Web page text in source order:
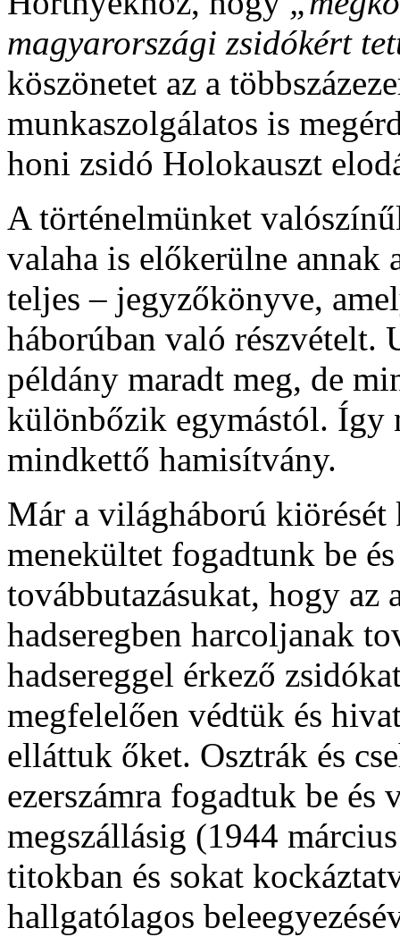
magyarországi zsidókért
köszönetet az a
munkaszolgálatos is
honi zsidó Holokauszt
A történelmünket
valaha is előkerülne annak
teljes – jegyzőkönyve,
háborúban való részvételt.
példány maradt meg, de
különbőzik egymástól. Így
mindkettő hamisítvány.
Már a világháború
menekültet fogadtunk be
továbbutazásukat, hogy
hadseregben harcoljanak
hadsereggel érkező
megfelelően védtük és
elláttuk őket. Osztrák és
ezerszámra fogadtuk be és
megszállásig (1944
titokban és sokat
hallgatólagos